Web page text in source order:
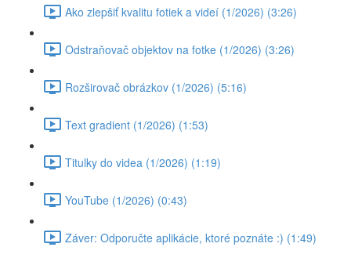
Ako zlepšiť kvalitu fotiek a videí (1/2026) (3:26)
Odstraňovač objektov na fotke (1/2026) (3:26)
Rozširovač obrázkov (1/2026) (5:16)
Text gradient (1/2026) (1:53)
Titulky do videa (1/2026) (1:19)
YouTube (1/2026) (0:43)
Záver: Odporučte aplikácie, ktoré poznáte :) (1:49)